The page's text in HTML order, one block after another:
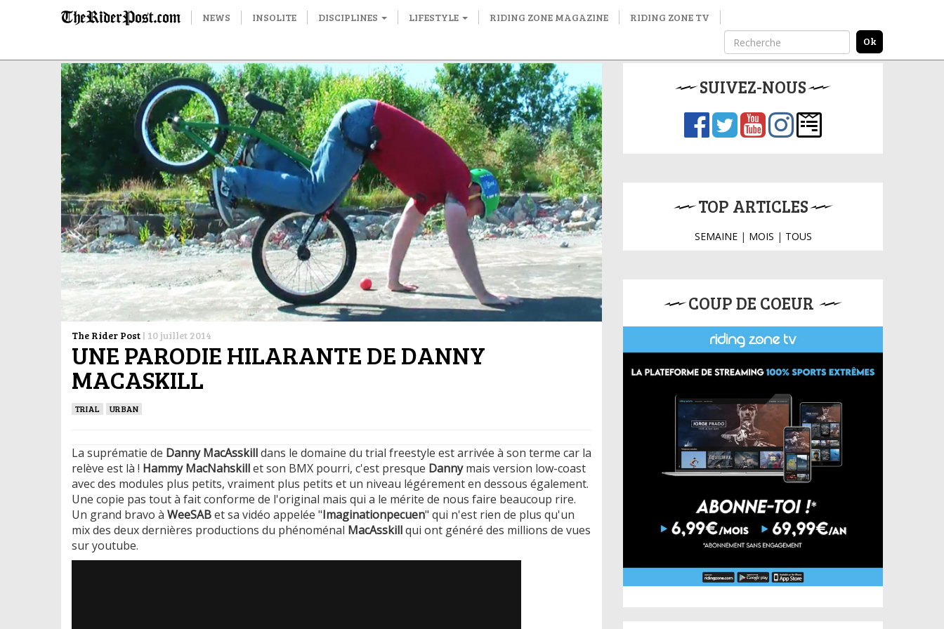
NEWS INSOLITE DISCIPLINES LIFESTYLE RIDING ZONE MAGAZINE RIDING ZONE TV
The Rider Post | 10 juillet 2014
UNE PARODIE HILARANTE DE DANNY
MACASKILL
TRIAL URBAN
La suprématie de Danny MacAsskilldans le domaine du trial freestyle est arrivée à son terme car la
relève est là ! Hammy MacNahskillet son BMX pourri, c'est presque Dannymais version low-coast
avec des modules plus petits, vraiment plus petits et un niveau légérement en dessous également.
Une copie pas tout à fait conforme de l'original mais qui a le mérite de nous faire beaucoup rire.
​Un grand bravo à WeeSABet sa vidéo appelée "Imaginationpecuen" qui n'est rien de plus qu'un
mix des deux dernières productions du phénoménal MacAsskillqui ont généré des millions de vues
sur youtube.
SUIVEZ-NOUS
TOP ARTICLES
SEMAINE| MOIS | TOUS
COUP DE COEUR